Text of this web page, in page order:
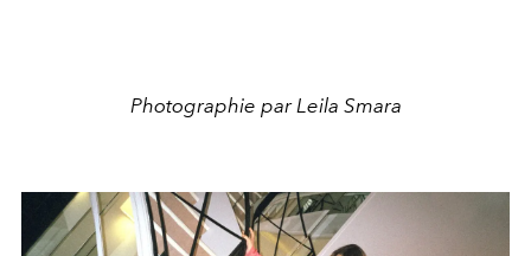
Photographie par Leila Smara